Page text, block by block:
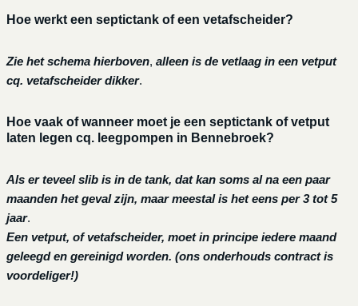
Hoe werkt een septictank of een vetafscheider?
Zie het schema hierboven, alleen is de vetlaag in een vetput
cq. vetafscheider dikker.
Hoe vaak of wanneer moet je een septictank of vetput
laten legen cq. leegpompen in Bennebroek?
Als er teveel slib is in de tank, dat kan soms al na een paar
maanden het geval zijn, maar meestal is het eens per 3 tot 5
jaar.
Een vetput, of vetafscheider, moet in principe iedere maand
geleegd en gereinigd worden. (ons onderhouds contract is
voordeliger!)